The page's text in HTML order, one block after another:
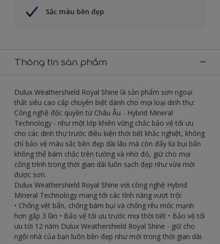
Sắc màu bền đẹp
Thông tin sản phẩm
Dulux Weathershield Royal Shine là sản phẩm sơn ngoại
thất siêu cao cấp chuyên biệt dành cho mọi loại dinh thự.
Công nghệ độc quyền từ Châu Âu - Hybrid Mineral
Technology - như một lớp khiên vững chắc bảo vệ tối ưu
cho các dinh thự trước điều kiện thời tiết khắc nghiệt, không
chỉ bảo vệ màu sắc bền đẹp dài lâu mà còn đẩy lùi bụi bẩn
không thể bám chắc trên tường và nhờ đó, giữ cho mọi
công trình trong thời gian dài luôn sạch đẹp như vừa mới
được sơn.
Dulux Weathershield Royal Shine với công nghệ Hybrid
Mineral Technology mang tới các tính năng vượt trội:
• Chống vệt bẩn, chống bám bụi và chống rêu mốc mạnh
hơn gấp 3 lần • Bảo vệ tối ưu trước mọi thời tiết • Bảo vệ tối
ưu tới 12 năm Dulux Weathershield Royal Shine - giữ cho
ngôi nhà của bạn luôn bền đẹp như mới trong thời gian dài.